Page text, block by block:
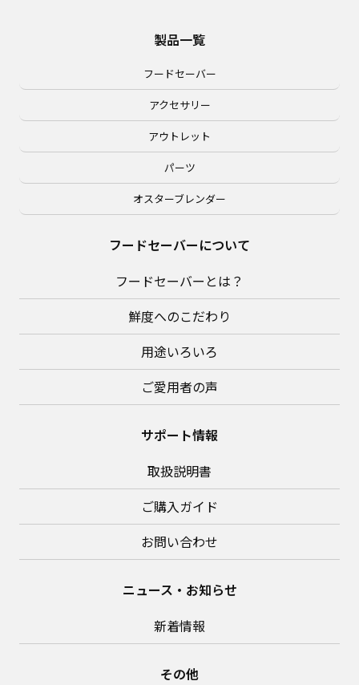
製品一覧
フードセーバー
アクセサリー
アウトレット
パーツ
オスターブレンダー
フードセーバーについて
フードセーバーとは？
鮮度へのこだわり
用途いろいろ
ご愛用者の声
サポート情報
取扱説明書
ご購入ガイド
お問い合わせ
ニュース・お知らせ
新着情報
その他